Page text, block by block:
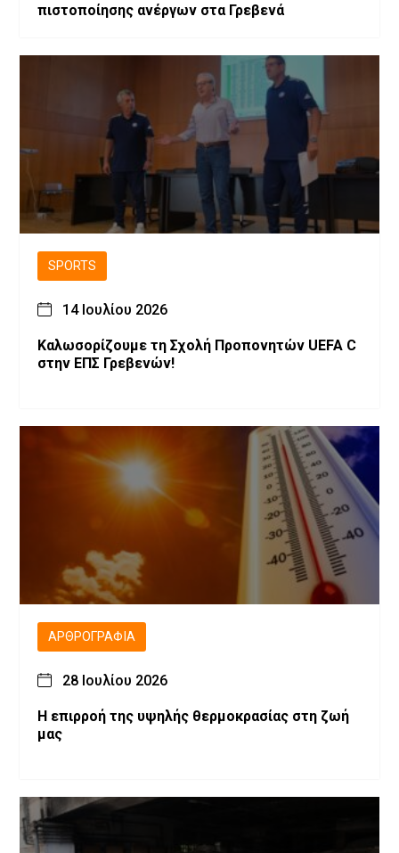
πιστοποίησης ανέργων στα Γρεβενά
SPORTS
14 Ιουλίου 2026
Καλωσορίζουμε τη Σχολή Προπονητών UEFA C
στην ΕΠΣ Γρεβενών!
ΑΡΘΡΟΓΡΑΦΊΑ
28 Ιουλίου 2026
Η επιρροή της υψηλής θερμοκρασίας στη ζωή
μας